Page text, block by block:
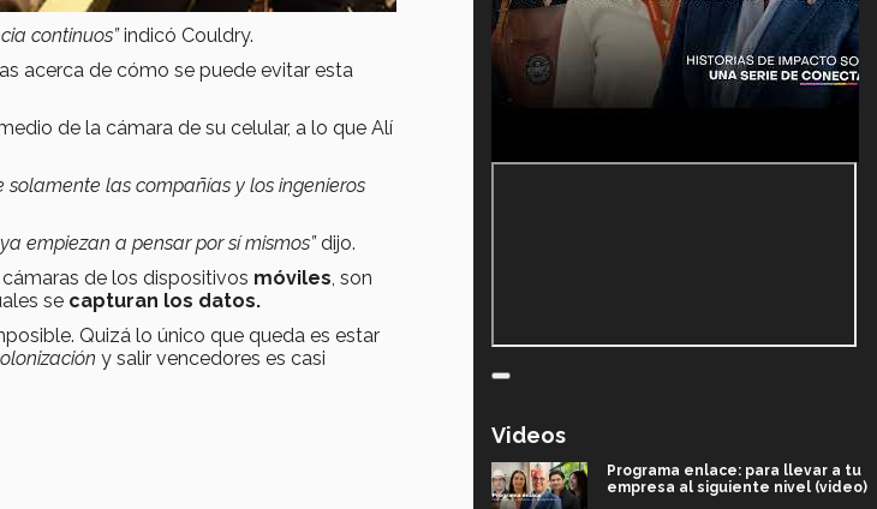
continuos”indicó Couldry.
acerca de cómo se puede evitar esta
de la cámara de su celular, a lo que Alí
solamente las compañías y los ingenieros
ya empiezan a pensar por sí mismos”dijo.
de los dispositivos móviles, son
se capturan los datos.
Quizá lo único que queda es estar
y salir vencedores es casi
Videos
Programa enlace: para llevar a tu
empresa al siguiente nivel (video)